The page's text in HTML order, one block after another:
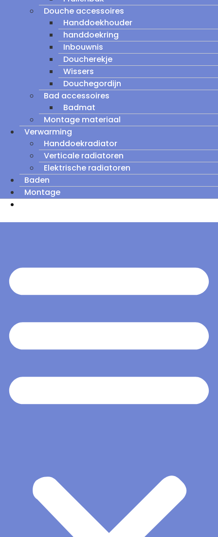
Douche accessoires
Handdoekhouder
handdoekring
Inbouwnis
Doucherekje
Wissers
Douchegordijn
Bad accessoires
Badmat
Montage materiaal
Verwarming
Handdoekradiator
Verticale radiatoren
Elektrische radiatoren
Baden
Montage